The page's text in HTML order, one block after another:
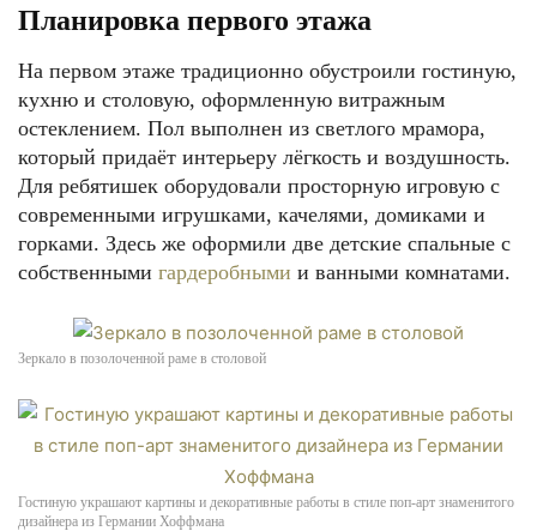
Планировка первого этажа
На первом этаже традиционно обустроили гостиную,
кухню и столовую, оформленную витражным
остеклением. Пол выполнен из светлого мрамора,
который придаёт интерьеру лёгкость и воздушность.
Для ребятишек оборудовали просторную игровую с
современными игрушками, качелями, домиками и
горками. Здесь же оформили две детские спальные с
собственными гардеробными и ванными комнатами.
Зеркало в позолоченной раме в столовой
Гостиную украшают картины и декоративные работы в стиле поп-арт знаменитого
дизайнера из Германии Хоффмана